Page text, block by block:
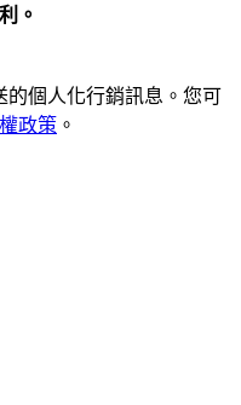
。
的個人化行銷訊息。您可
政策 。